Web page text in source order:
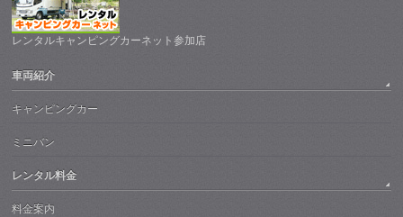
レンタルキャンピングカーネット参加店
車両紹介
キャンピングカー
ミニバン
レンタル料金
料金案内